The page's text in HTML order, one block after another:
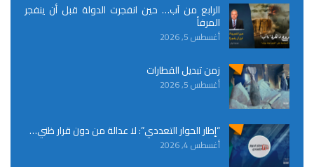
الرابع من آب… حين انفجرت الدولة قبل أن ينفجر
المرفأ
أغسطس 5, 2026
زمن تبديل القطارات
أغسطس 5, 2026
“إطار الحوار التعددي”: لا عدالة من دون قرار ظني…
أغسطس 4, 2026